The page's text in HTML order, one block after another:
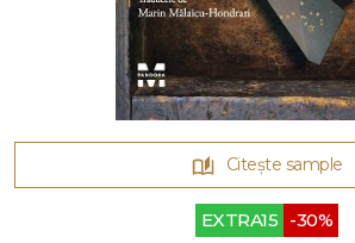
Citește sample
EXTRA15 -30%